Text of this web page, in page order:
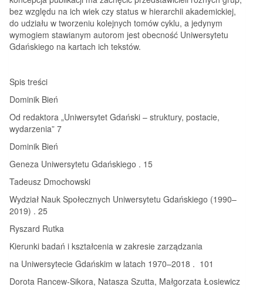
bez względu na ich wiek czy status w hierarchii akademickiej,
do udziału w tworzeniu kolejnych tomów cyklu, a jedynym
wymogiem stawianym autorom jest obecność Uniwersytetu
Gdańskiego na kartach ich tekstów.
Spis treści
Dominik Bień
Od redaktora „Uniwersytet Gdański – struktury, postacie,
wydarzenia” 7
Dominik Bień
Geneza Uniwersytetu Gdańskiego . 15
Tadeusz Dmochowski
Wydział Nauk Społecznych Uniwersytetu Gdańskiego (1990–
2019) . 25
Ryszard Rutka
Kierunki badań i kształcenia w zakresie zarządzania
na Uniwersytecie Gdańskim w latach 1970–2018 . 101
Dorota Rancew-Sikora, Natasza Szutta, Małgorzata Łosiewicz